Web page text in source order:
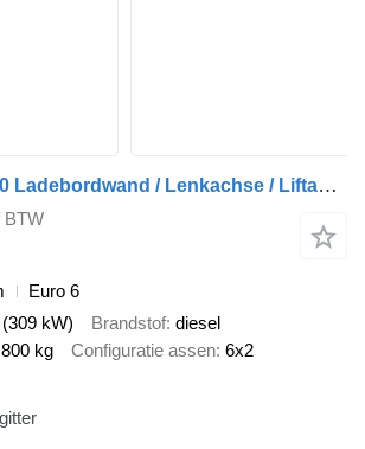
IVECO Stralis 420 Ladebordwand / Lenkachse / Liftachse + gesloten aanhangwagen
BTW
Euro 6
kW) Brandstof diesel
kg Configuratie assen 6x2